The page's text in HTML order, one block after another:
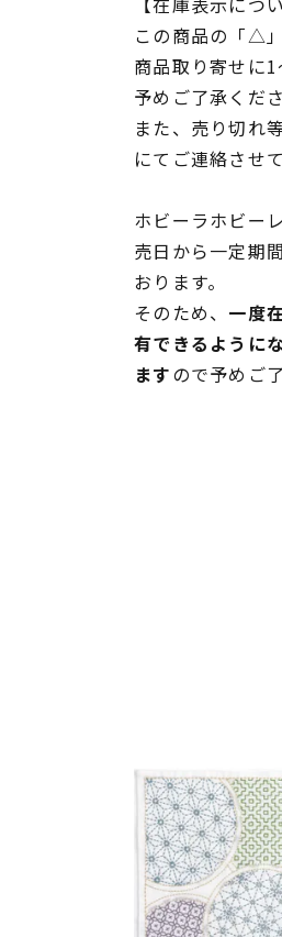
この商品の「△
商品取り寄せに
予めご了承くださ
また、売り切れ
にてご連絡させ
ホビーラホビー
売日から一定期
おります。
そのため、 一度
有できるように
ますので予めご